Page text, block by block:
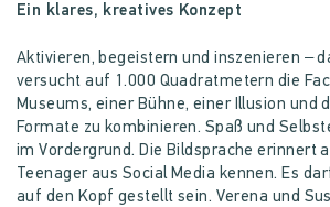
Ein klares, kreatives Konzept
Aktivieren, begeistern und inszenieren –
versucht auf 1.000 Quadratmetern die
Museums, einer Bühne, einer Illusion und
Formate zu kombinieren. Spaß und
im Vordergrund. Die Bildsprache erinnert
Teenager aus Social Media kennen. Es
auf den Kopf gestellt sein. Verena und